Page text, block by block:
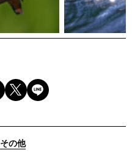
その他